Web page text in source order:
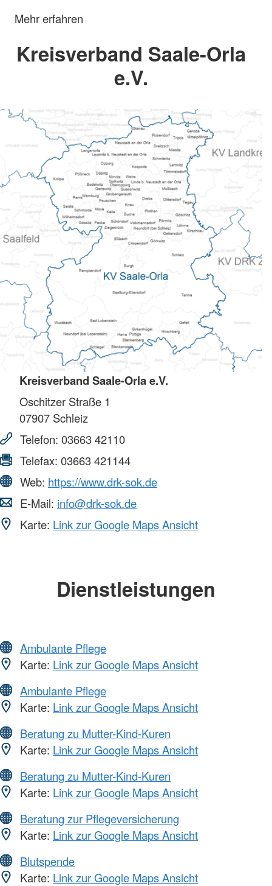
Mehr erfahren
Kreisverband Saale-Orla
e.V.
Kreisverband Saale-Orla e.V.
Oschitzer Straße 1
07907 Schleiz
Telefon: 03663 42110
Telefax: 03663 421144
Web: https://www.drk-sok.de
E-Mail: info@drk-sok.de
Karte: Link zur Google Maps Ansicht
Dienstleistungen
Ambulante Pflege
Karte: Link zur Google Maps Ansicht
Ambulante Pflege
Karte: Link zur Google Maps Ansicht
Beratung zu Mutter-Kind-Kuren
Karte: Link zur Google Maps Ansicht
Beratung zu Mutter-Kind-Kuren
Karte: Link zur Google Maps Ansicht
Beratung zur Pflegeversicherung
Karte: Link zur Google Maps Ansicht
Blutspende
Karte: Link zur Google Maps Ansicht